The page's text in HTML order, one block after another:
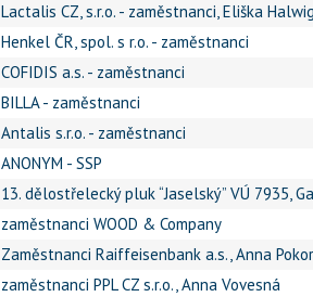
Lactalis CZ, s.r.o. - zaměstnanci, Eliška
Henkel ČR, spol. s r.o. - zaměstnanci
COFIDIS a.s. - zaměstnanci
BILLA - zaměstnanci
Antalis s.r.o. - zaměstnanci
ANONYM - SSP
13. dělostřelecký pluk “Jaselský” VÚ 7935,
zaměstnanci WOOD & Company
Zaměstnanci Raiffeisenbank a.s., Anna
zaměstnanci PPL CZ s.r.o., Anna Vovesná